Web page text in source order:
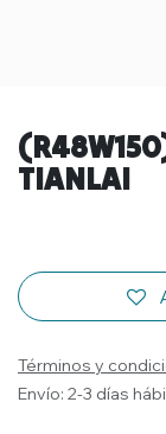
TIANLAI
Términos y
Envío: 2-3 días